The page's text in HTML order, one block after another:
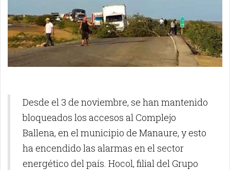
Desde el 3 de noviembre, se han mantenido
bloqueados los accesos al Complejo
Ballena, en el municipio de Manaure, y esto
ha encendido las alarmas en el sector
energético del país. Hocol, filial del Grupo